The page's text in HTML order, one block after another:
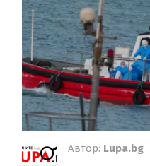
Автор: Lupa.bg